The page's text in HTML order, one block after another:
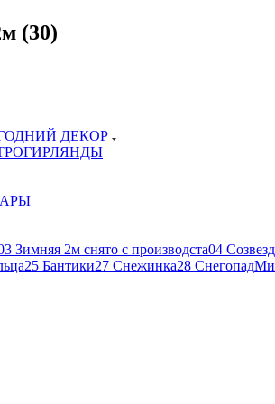
(30)
ДЕКОР
Зимняя 2м снято с производста04
25 Бантики27 Снежинка28 Снегопад